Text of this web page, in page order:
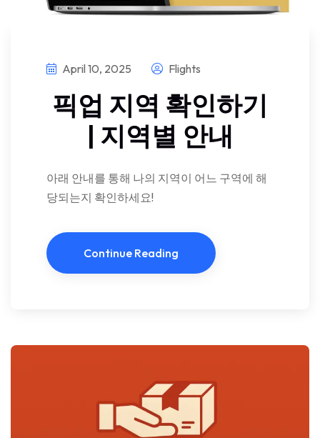
April 10, 2025 Flights
픽업 지역 확인하기
| 지역별 안내
아래 안내를 통해 나의 지역이 어느 구역에 해
당되는지 확인하세요!
Continue Reading